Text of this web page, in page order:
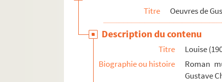
Dessins et caricatures
Adaptations cinématographiques
Télévision
Affaire Blois. Radio L.-L. et procès
Comptabilité relative à la vente de
Titre Oeuvres de
Description du contenu
Titre
Louise
Biographie ou histoire
Roman
Gustave